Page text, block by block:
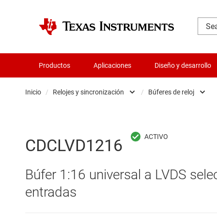
Productos Aplicaciones Diseño y desarrollo
Inicio / Relojes y sincronización
Aislamiento
Audio, háptica y piezoeléctrica
/ Búferes de reloj
CDCLVD1216
Búfer 1:16 universal a LVDS
entradas